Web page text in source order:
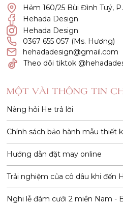
Hẻm 160/25 Bùi Đình Tuý,
Hehada Design
Hehada Design
0367 655 057 (Ms. Hương)
hehadadesign@gmail.com
Theo dõi tiktok
MỘT VÀI THÔNG TIN
Nàng hỏi He trả lời
Chính sách bảo hành mẫu thiết
Hướng dẫn đặt may online
Trải nghiệm của cô dâu khi đến
Nghi lễ đám cưới 2 miền Nam -